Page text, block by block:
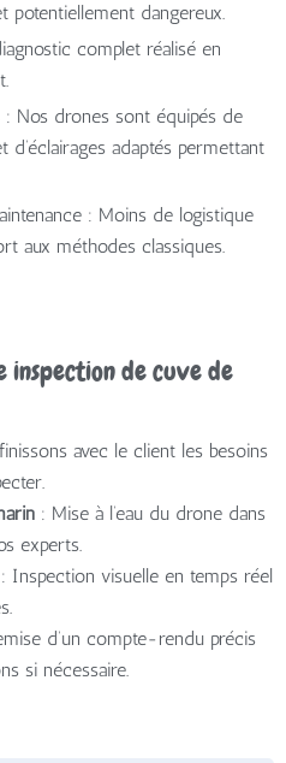
potentiellement dangereux.
complet réalisé en
: Nos drones sont équipés de
adaptés permettant
: Moins de logistique
aux méthodes classiques.
inspection de cuve de
avec le client les besoins
: Mise à l’eau du drone dans
experts.
: Inspection visuelle en temps réel
d’un compte-rendu précis
si nécessaire.